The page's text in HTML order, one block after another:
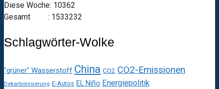
Diese Woche: 10362
Gesamt : 1533232
Schlagwörter-Wolke
"grüner" Wasserstoff China CO2 CO2-Emissionen
Dekarbonisierung E-Autos EL Niño Energiepolitik